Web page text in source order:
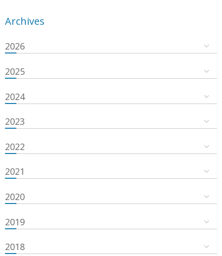
Archives
2026
2025
2024
2023
2022
2021
2020
2019
2018